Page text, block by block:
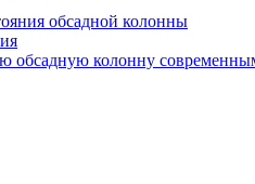
обсадной колонны
обсадную колонну